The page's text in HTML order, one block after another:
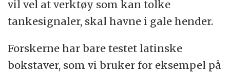
vil vel at verktøy som kan tolke
tankesignaler, skal havne i gale hender.
Forskerne har bare testet latinske
bokstaver, som vi bruker for eksempel på